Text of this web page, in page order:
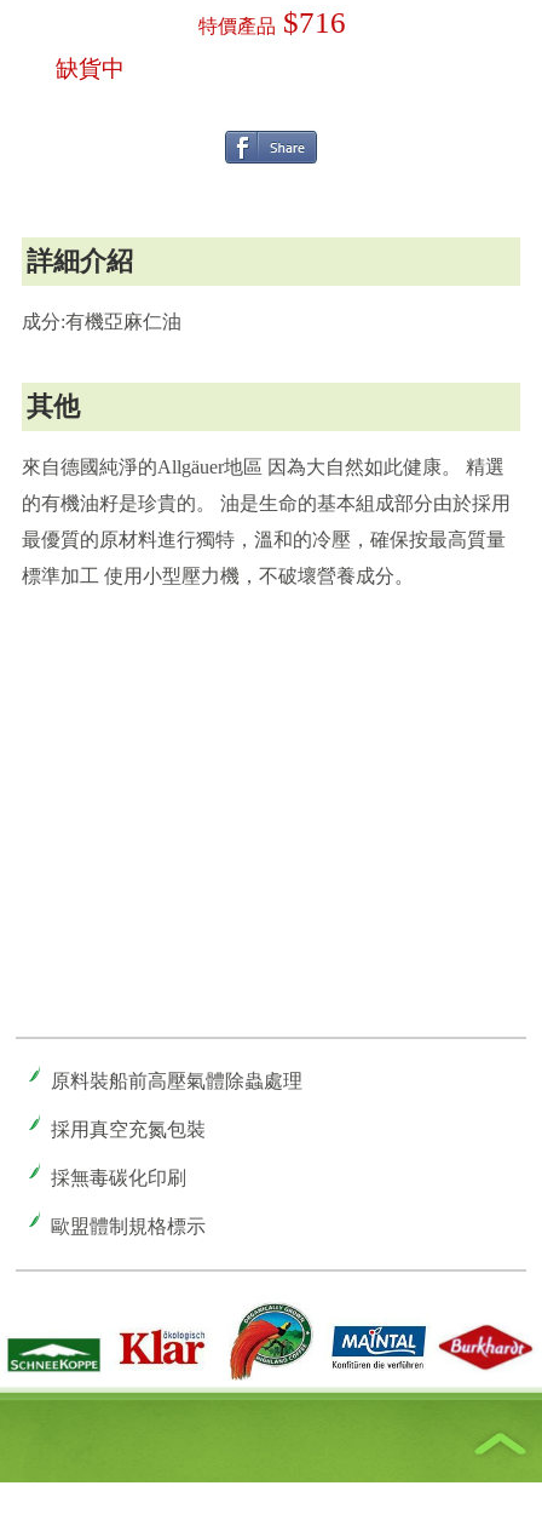
特價產品 $716
缺貨中
詳細介紹
成分:有機亞麻仁油
其他
來自德國純淨的Allgäuer地區 因為大自然如此健康。 精選
的有機油籽是珍貴的。 油是生命的基本組成部分由於採用
最優質的原材料進行獨特，溫和的冷壓，確保按最高質量
標準加工 使用小型壓力機，不破壞營養成分。
原料裝船前高壓氣體除蟲處理
採用真空充氮包裝
採無毒碳化印刷
歐盟體制規格標示